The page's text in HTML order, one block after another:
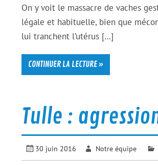
On y voit le massacre de vaches
légale et habituelle, bien que
lui tranchent l’utérus […]
CONTINUER LA LECTURE »
Tulle :
30 juin 2016 Notre équipe